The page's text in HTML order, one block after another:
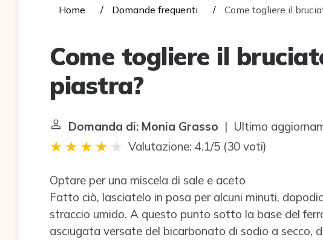
Home Domande frequenti Come togliere il
Come togliere il
piastra?
Domanda di: Monia Grasso | Ultimo
Valutazione: 4.1/5 (30 voti)
Optare per una miscela di sale e aceto
Fatto ciò, lasciatelo in posa per alcuni minuti,
straccio umido. A questo punto sotto la base del
asciugata versate del bicarbonato di sodio a secco,